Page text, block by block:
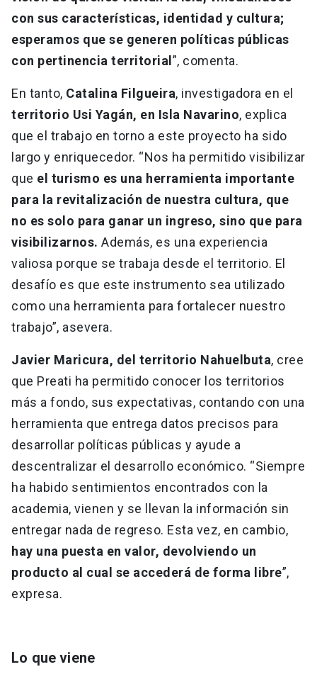
con sus características, identidad y cultura;
esperamos que se generen políticas públicas
con pertinencia territorial ”, comenta.
En tanto, Catalina Filgueira, investigadora en el
territorio Usi Yagán, en Isla Navarino, explica
que el trabajo en torno a este proyecto ha sido
largo y enriquecedor. “Nos ha permitido visibilizar
que el turismo es una herramienta importante
para la revitalización de nuestra cultura, que
no es solo para ganar un ingreso, sino que para
visibilizarnos. Además, es una experiencia
valiosa porque se trabaja desde el territorio. El
desafío es que este instrumento sea utilizado
como una herramienta para fortalecer nuestro
trabajo”, asevera.
Javier Maricura, del territorio Nahuelbuta, cree
que Preati ha permitido conocer los territorios
más a fondo, sus expectativas, contando con una
herramienta que entrega datos precisos para
desarrollar políticas públicas y ayude a
descentralizar el desarrollo económico. “Siempre
ha habido sentimientos encontrados con la
academia, vienen y se llevan la información sin
entregar nada de regreso. Esta vez, en cambio,
hay una puesta en valor, devolviendo un
producto al cual se accederá de forma libre”,
expresa.
Lo que viene